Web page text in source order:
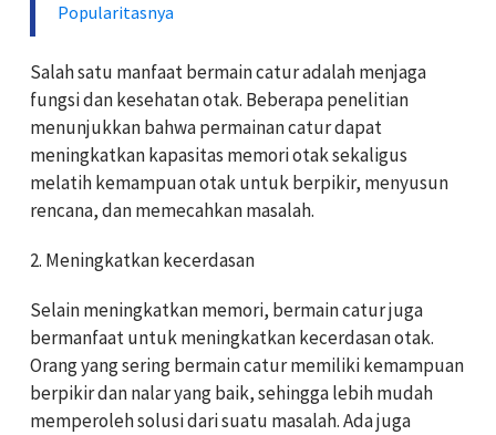
Popularitasnya
Salah satu manfaat bermain catur adalah menjaga
fungsi dan kesehatan otak. Beberapa penelitian
menunjukkan bahwa permainan catur dapat
meningkatkan kapasitas memori otak sekaligus
melatih kemampuan otak untuk berpikir, menyusun
rencana, dan memecahkan masalah.
2. Meningkatkan kecerdasan
Selain meningkatkan memori, bermain catur juga
bermanfaat untuk meningkatkan kecerdasan otak.
Orang yang sering bermain catur memiliki kemampuan
berpikir dan nalar yang baik, sehingga lebih mudah
memperoleh solusi dari suatu masalah. Ada juga